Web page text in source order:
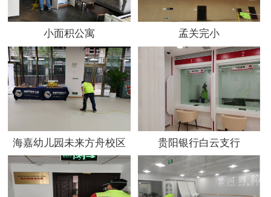
小面积公寓 孟关完小
海嘉幼儿园未来方舟校区 贵阳银行白云支行